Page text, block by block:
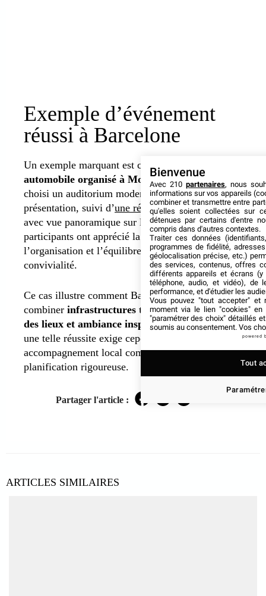
Exemple d’événement
réussi à Barcelone
Un exemple marquant est celui d’un
automobile organisé à Montjuïc. La marque a
choisi un auditorium moderne pour la
présentation, suivi d’une réception sur un rooftop
avec vue panoramique sur la ville. Les
participants ont apprécié la fluidité de
l’organisation et l’équilibre entre travail et
convivialité.
Ce cas illustre comment Barcelone permet de
combiner infrastructures techniques, originalité
des lieux et ambiance inspirante. Reproduire
une telle réussite exige cependant un
accompagnement local compétent et une
planification rigoureuse.
Partager l'article : Facebook
TwitterLinkedIn
ARTICLES SIMILAIRES
Bienvenue
Avec 210 partenaires, nous
informations sur vos appareils
combiner et transmettre entre
qu'elles soient collectées sur
détenues par certains d'entre
compris dans d'autres contextes.
Traiter ces données
programmes de fidélité,
géolocalisation précise, etc.)
des services, contenus, offres
différents appareils et écrans (y
téléphone, audio, et vidéo), de
performance, et d'étudier les
Vous pouvez "tout accepter" et
moment via le lien "cookies" en
"paramétrer des choix" détaillés
soumis au consentement. Vos
powered
Tout